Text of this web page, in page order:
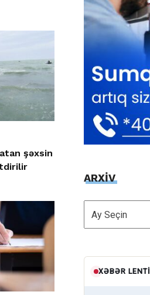
şəxsin
ARXİV
ARXİV
XƏBƏR LENTI